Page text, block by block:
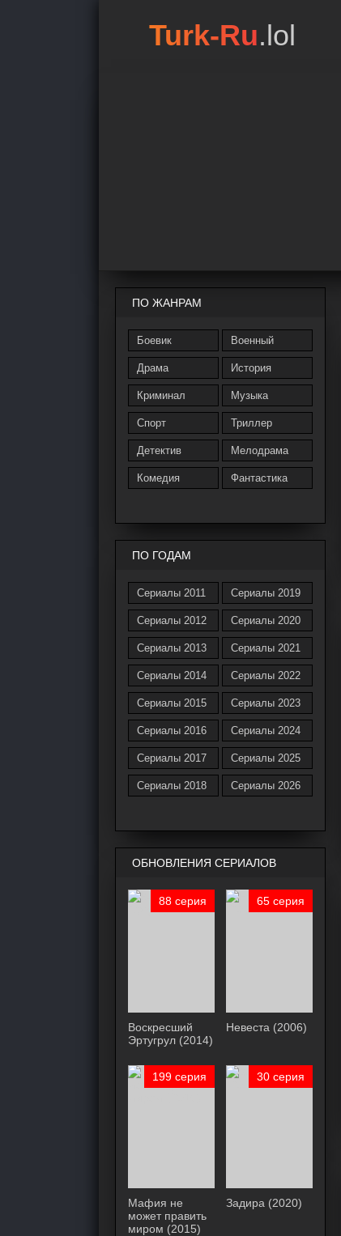
ПО ЖАНРАМ
Боевик
Драма
Криминал
Спорт
Детектив
Комедия
Военный
История
Музыка
Триллер
Мелодрама
Фантастика
ПО ГОДАМ
Сериалы 2011
Сериалы 2012
Сериалы 2013
Сериалы 2014
Сериалы 2015
Сериалы 2016
Сериалы 2017
Сериалы 2018
Сериалы 2019
Сериалы 2020
Сериалы 2021
Сериалы 2022
Сериалы 2023
Сериалы 2024
Сериалы 2025
Сериалы 2026
ОБНОВЛЕНИЯ СЕРИАЛОВ
88 серия
Воскресший
Эртугрул (2014)
65 серия
Невеста (2006)
199 серия
Мафия не
может править
миром (2015)
30 серия
Задира (2020)
Turk-Ru.lol